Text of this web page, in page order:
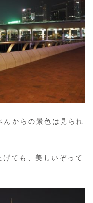
んからの景色は見られ
ても、美しいぞって